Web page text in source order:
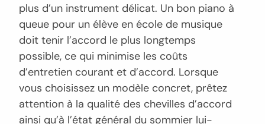
plus d’un instrument délicat. Un bon piano à
queue pour un élève en école de musique
doit tenir l’accord le plus longtemps
possible, ce qui minimise les coûts
d’entretien courant et d’accord. Lorsque
vous choisissez un modèle concret, prêtez
attention à la qualité des chevilles d’accord
ainsi qu’à l’état général du sommier lui-